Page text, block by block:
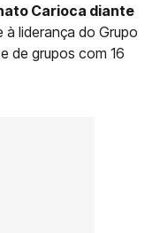
Carioca diante
à liderança do Grupo
de grupos com 16